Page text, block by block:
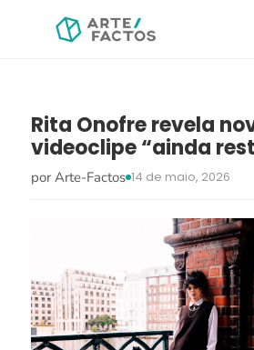
Rita Onofre revela
videoclipe “ainda
por Arte-Factos 14 de maio, 2026